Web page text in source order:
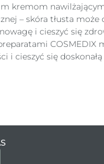
kremom
– skóra tłusta może
i cieszyć się
COSMEDIX
i cieszyć się